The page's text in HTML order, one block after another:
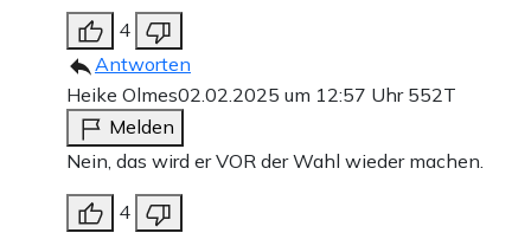
4
Antworten
Heike Olmes02.02.2025 um 12:57 Uhr 552T
Melden
Nein, das wird er VOR der Wahl wieder machen.
4